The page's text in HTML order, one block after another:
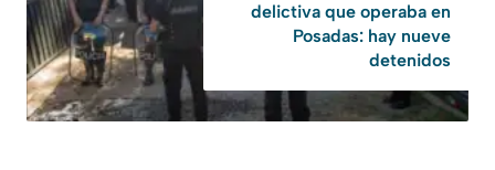
delictiva que operaba en
Posadas: hay nueve
detenidos